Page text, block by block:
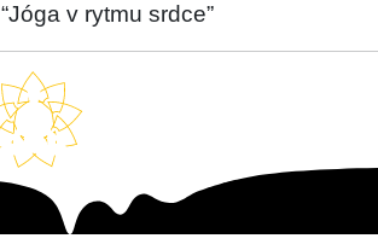
“Jóga v rytmu srdce”